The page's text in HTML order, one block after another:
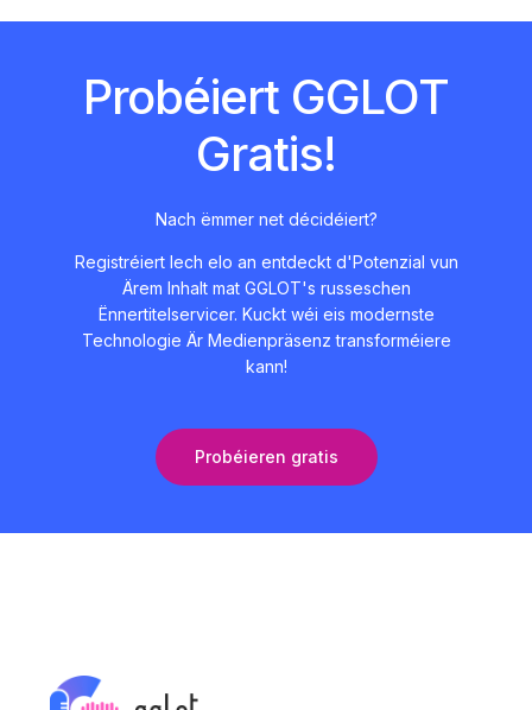
Probéiert GGLOT
Gratis!
Nach ëmmer net décidéiert?
Registréiert Iech elo an entdeckt d'Potenzial vun
Ärem Inhalt mat GGLOT's russeschen
Ënnertitelservicer. Kuckt wéi eis modernste
Technologie Är Medienpräsenz transforméiere
kann!
Probéieren gratis